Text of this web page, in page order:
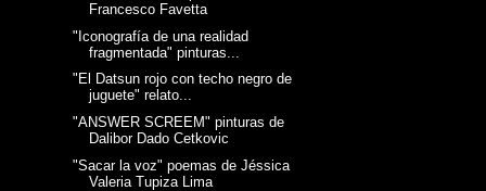
Francesco Favetta
"Iconografía de una realidad
fragmentada" pinturas...
"El Datsun rojo con techo negro de
juguete" relato...
"ANSWER SCREEM" pinturas de
Dalibor Dado Cetkovic
"Sacar la voz" poemas de Jéssica
Valeria Tupiza Lima